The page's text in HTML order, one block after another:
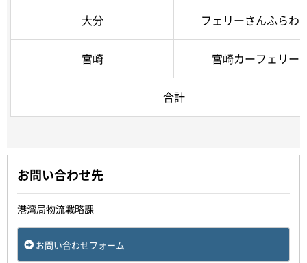
大分 フェリーさんふらわ
宮崎 宮崎カーフェリー
合計
お問い合わせ先
港湾局物流戦略課
お問い合わせフォーム